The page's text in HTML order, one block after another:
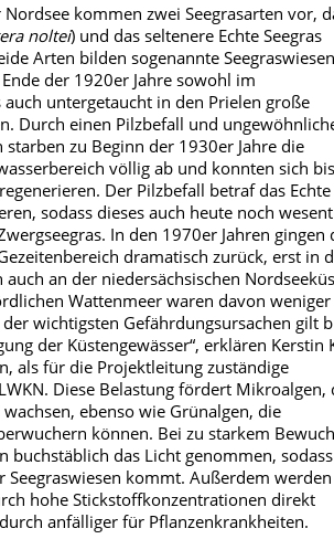
kommen zwei Seegrasarten vor,
noltei) und das seltenere Echte Seegras
Arten bilden sogenannte
der 1920er Jahre sowohl im
auch untergetaucht in den Prielen große
Durch einen Pilzbefall und
zu Beginn der 1930er Jahre die
völlig ab und konnten sich
Der Pilzbefall betraf das Echte
sodass dieses auch heute noch
In den 1970er Jahren gingen
dramatisch zurück, erst in
an der niedersächsischen
Wattenmeer waren davon weniger
wichtigsten Gefährdungsursachen gilt
der Küstengewässer“, erklären Kerstin
als für die Projektleitung zuständige
Diese Belastung fördert Mikroalgen,
ebenso wie Grünalgen, die
können. Bei zu starkem
buchstäblich das Licht genommen,
Seegraswiesen kommt. Außerdem
hohe Stickstoffkonzentrationen direkt
anfälliger für Pflanzenkrankheiten.